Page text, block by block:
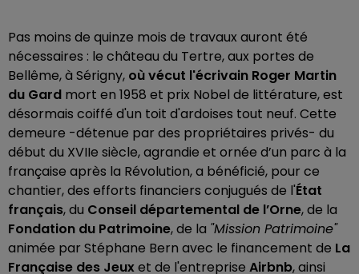
Pas moins de quinze mois de travaux auront été
nécessaires : le château du Tertre, aux portes de
Bellême, à Sérigny, où vécut l'écrivain Roger Martin
du Gard mort en 1958 et prix Nobel de littérature, est
désormais coiffé d'un toit d'ardoises tout neuf. Cette
demeure -détenue par des propriétaires privés- du
début du XVIIe siècle, agrandie et ornée d’un parc à la
française après la Révolution, a bénéficié, pour ce
chantier, des efforts financiers conjugués de l'État
français, du Conseil départemental de l’Orne, de la
Fondation du Patrimoine, de la "Mission Patrimoine"
animée par Stéphane Bern avec le financement de La
Française des Jeuxet de l'entreprise Airbnb, ainsi